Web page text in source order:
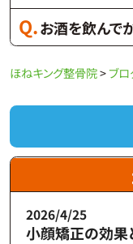
お酒を飲んで
ほねキング整骨院>ブロ
2026/4/25
小顔矯正の効果